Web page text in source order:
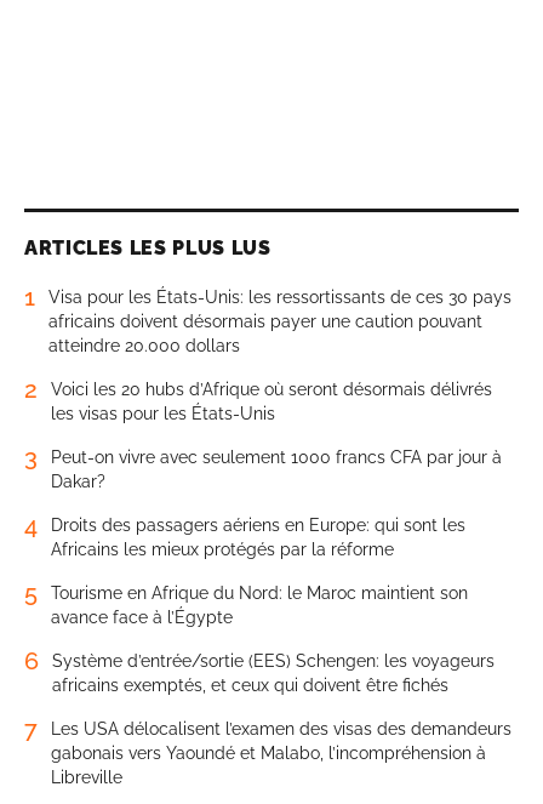
ARTICLES LES PLUS LUS
1
Visa pour les États-Unis: les ressortissants de ces 30 pays
africains doivent désormais payer une caution pouvant
atteindre 20.000 dollars
2
Voici les 20 hubs d’Afrique où seront désormais délivrés
les visas pour les États-Unis
3
Peut-on vivre avec seulement 1000 francs CFA par jour à
Dakar?
4
Droits des passagers aériens en Europe: qui sont les
Africains les mieux protégés par la réforme
5
Tourisme en Afrique du Nord: le Maroc maintient son
avance face à l’Égypte
6
Système d’entrée/sortie (EES) Schengen: les voyageurs
africains exemptés, et ceux qui doivent être fichés
7
Les USA délocalisent l’examen des visas des demandeurs
gabonais vers Yaoundé et Malabo, l’incompréhension à
Libreville